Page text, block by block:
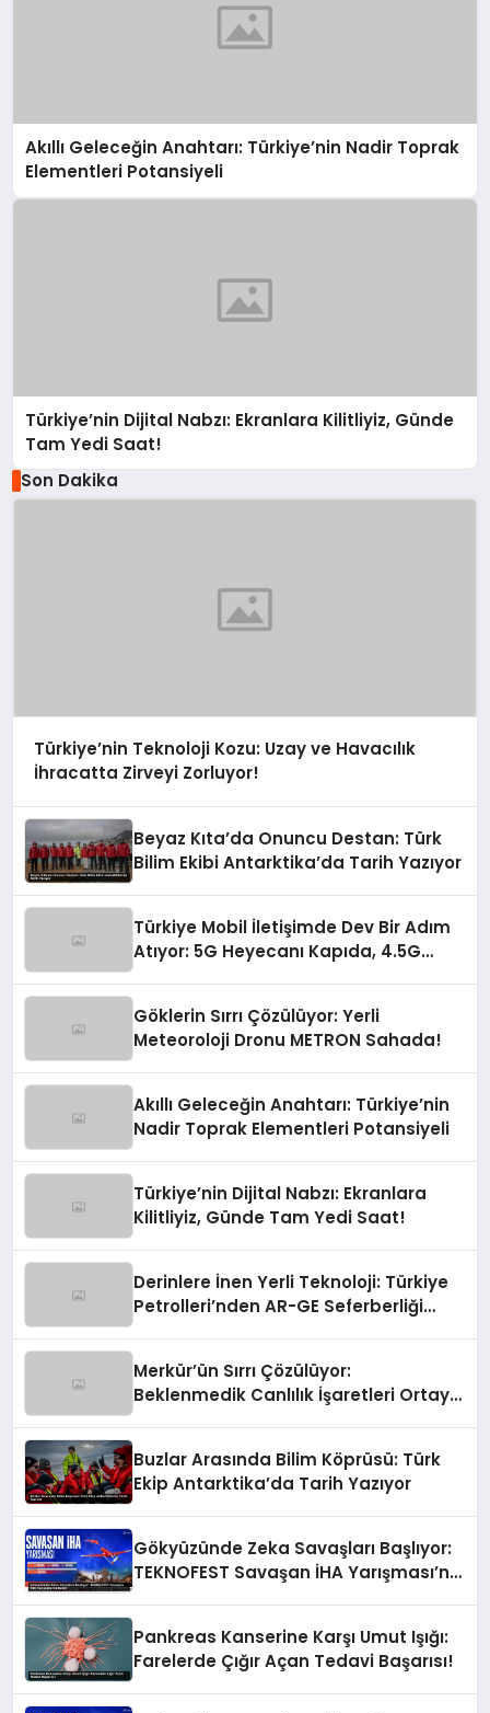
Akıllı Geleceğin Anahtarı: Türkiye’nin Nadir Toprak
Elementleri Potansiyeli
Türkiye’nin Dijital Nabzı: Ekranlara Kilitliyiz, Günde
Tam Yedi Saat!
Son Dakika
Türkiye’nin Teknoloji Kozu: Uzay ve Havacılık
İhracatta Zirveyi Zorluyor!
Beyaz Kıta’da Onuncu Destan: Türk
Bilim Ekibi Antarktika’da Tarih Yazıyor
Türkiye Mobil İletişimde Dev Bir Adım
Atıyor: 5G Heyecanı Kapıda, 4.5G
Göklerin Sırrı Çözülüyor: Yerli
Meteoroloji Dronu METRON Sahada!
Akıllı Geleceğin Anahtarı: Türkiye’nin
Nadir Toprak Elementleri Potansiyeli
Türkiye’nin Dijital Nabzı: Ekranlara
Kilitliyiz, Günde Tam Yedi Saat!
Derinlere İnen Yerli Teknoloji: Türkiye
Petrolleri’nden AR-GE Seferberliği
Merkür’ün Sırrı Çözülüyor:
Beklenmedik Canlılık İşaretleri Ortaya
Buzlar Arasında Bilim Köprüsü: Türk
Ekip Antarktika’da Tarih Yazıyor
Gökyüzünde Zeka Savaşları Başlıyor:
TEKNOFEST Savaşan İHA Yarışması’na
Pankreas Kanserine Karşı Umut Işığı:
Farelerde Çığır Açan Tedavi Başarısı!